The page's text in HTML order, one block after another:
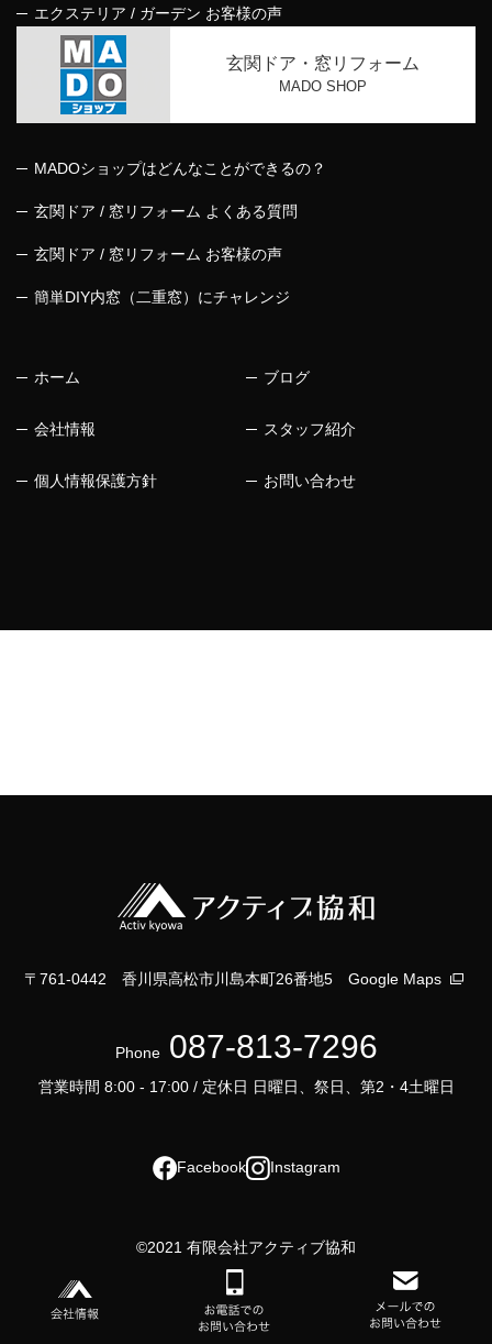
エクステリア / ガーデン お客様の声
玄関ドア・窓リフォーム
MADO SHOP
MADOショップはどんなことができるの？
玄関ドア / 窓リフォーム よくある質問
玄関ドア / 窓リフォーム お客様の声
簡単DIY内窓（二重窓）にチャレンジ
ホーム ブログ
会社情報 スタッフ紹介
個人情報保護方針 お問い合わせ
〒761-0442 香川県高松市川島本町26番地5 Google Maps
Phone 087-813-7296
営業時間 8:00 - 17:00 / 定休日 日曜日、祭日、第2・4土曜日
Facebook Instagram
©2021 有限会社アクティブ協和